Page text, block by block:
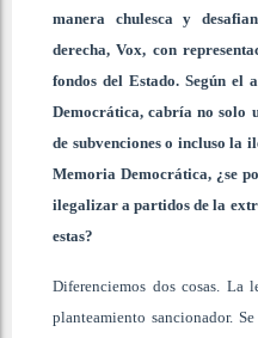
manera chulesca y
derecha, Vox, con
fondos del Estado. Según el
Democrática, cabría no solo
de subvenciones o incluso la
Memoria Democrática, ¿se
ilegalizar a partidos de la
estas?
Diferenciemos dos cosas.
planteamiento sancionador.